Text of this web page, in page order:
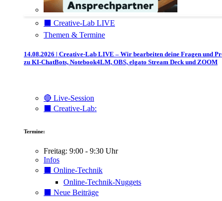
⬛️ Creative-Lab LIVE
Themen & Termine
14.08.2026 | Creative-Lab LIVE – Wir bearbeiten deine Fragen und
zu KI-ChatBots, Notebook4LM, OBS, elgato Stream Deck und ZOOM
🔴 Live-Session
⬛️ Creative-Lab:
Termine:
Freitag: 9:00 - 9:30 Uhr
Infos
⬛️ Online-Technik
Online-Technik-Nuggets
⬛️ Neue Beiträge